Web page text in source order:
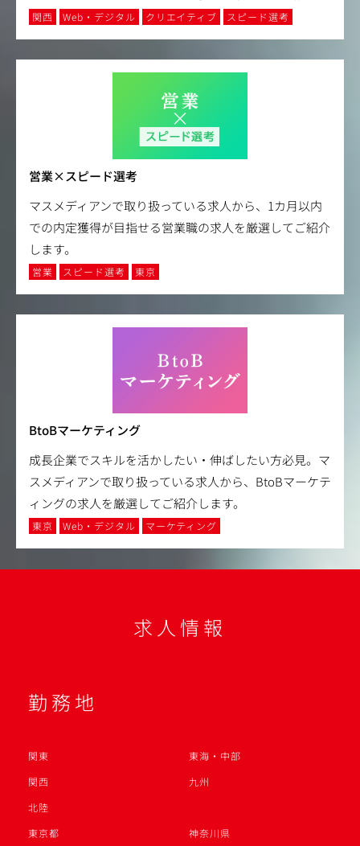
関西 Web・デジタル クリエイティブ スピード選考
営業×スピード選考
マスメディアンで取り扱っている求人から、1カ月以内
での内定獲得が目指せる営業職の求人を厳選してご紹介
します。
営業 スピード選考 東京
BtoBマーケティング
成長企業でスキルを活かしたい・伸ばしたい方必見。マ
スメディアンで取り扱っている求人から、BtoBマーケテ
ィングの求人を厳選してご紹介します。
東京 Web・デジタル マーケティング
求人情報
勤務地
関東
東海・中部
関西
九州
北陸
東京都
神奈川県